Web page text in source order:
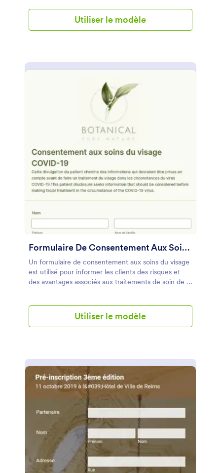
le service. Ce Formulaire de Renonciation au Salon
de Coiffure contient des champs de formulaire qui
Ce formulaire de renonciation a également une
qui est organisé dans un format où le/la client(e) doit
simplement cocher la case afin de confirmer. Ce
modèle utilise l'outil de paragraphe pour afficher du
texte statique sous la forme qui est principalement
des instructions spéciales. Ce modèle de formulaire
la signature numérique du/de la client(e) et du
coiffeur. Personnalisez ce modèle de formulaire en
changeant le thème de couleur et en ajoutant le
logo de votre salon via le Générateur de
Formulaires.
Utiliser le modèle
Formulaire De Consentement Aux Soins Du Visage COVID 19
Un formulaire de consentement aux soins du visage
est utilisé pour informer les clients des risques et
des avantages associés aux traitements de soin de la
spa propose des soins du visage, utilisez ce
Formulaire de Consentement aux Soins du Visage
Personnalisez simplement le formulaire en fonction
de votre entreprise et intégrez-le à votre site Web
ou envoyez-le directement par e-mail aux clients
pour commencer à accepter les soumissions. Les
clients peuvent entrer leurs coordonnées, répondre
à des questions sur leurs antécédents médicaux et
les symptômes qu'ils peuvent ressentir et remplir le
formulaire avec une signature électronique. Vous
recevrez instantanément des soumissions dans votre
compte Jotform sécurisé, facilement accessible sur
n'importe quel appareil par vous et votre personnel.
La personnalisation de votre Formulaire de
Utiliser le modèle